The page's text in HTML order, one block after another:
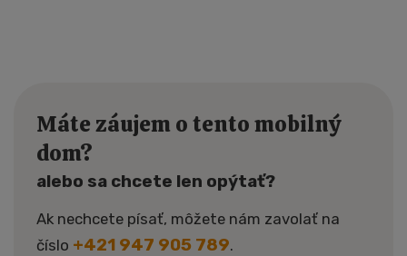
Máte záujem o tento mobilný
dom?
alebo sa chcete len opýtať?
Ak nechcete písať, môžete nám zavolať na
číslo +421 947 905 789.